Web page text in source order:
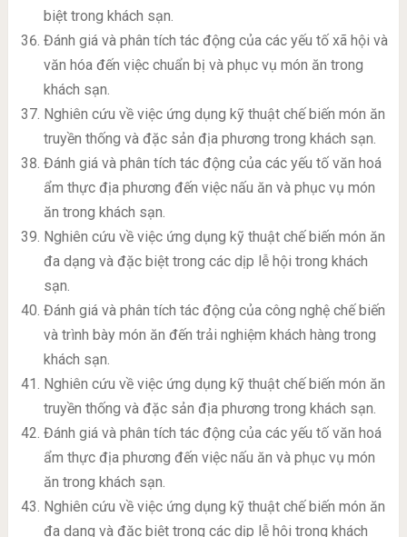
biệt trong khách sạn.
Đánh giá và phân tích tác động của các yếu tố xã hội và
văn hóa đến việc chuẩn bị và phục vụ món ăn trong
khách sạn.
Nghiên cứu về việc ứng dụng kỹ thuật chế biến món ăn
truyền thống và đặc sản địa phương trong khách sạn.
Đánh giá và phân tích tác động của các yếu tố văn hoá
ẩm thực địa phương đến việc nấu ăn và phục vụ món
ăn trong khách sạn.
Nghiên cứu về việc ứng dụng kỹ thuật chế biến món ăn
đa dạng và đặc biệt trong các dịp lễ hội trong khách
sạn.
Đánh giá và phân tích tác động của công nghệ chế biến
và trình bày món ăn đến trải nghiệm khách hàng trong
khách sạn.
Nghiên cứu về việc ứng dụng kỹ thuật chế biến món ăn
truyền thống và đặc sản địa phương trong khách sạn.
Đánh giá và phân tích tác động của các yếu tố văn hoá
ẩm thực địa phương đến việc nấu ăn và phục vụ món
ăn trong khách sạn.
Nghiên cứu về việc ứng dụng kỹ thuật chế biến món ăn
đa dạng và đặc biệt trong các dịp lễ hội trong khách